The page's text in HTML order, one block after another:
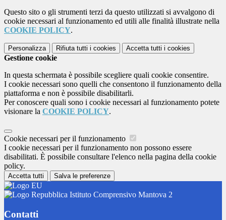
Questo sito o gli strumenti terzi da questo utilizzati si avvalgono di
cookie necessari al funzionamento ed utili alle finalità illustrate nella
COOKIE POLICY.
Personalizza Rifiuta tutti i cookies Accetta tutti i cookies
Gestione cookie
In questa schermata è possibile scegliere quali cookie consentire.
I cookie necessari sono quelli che consentono il funzionamento della
piattaforma e non è possibile disabilitarli.
Per conoscere quali sono i cookie necessari al funzionamento potete
visionare la COOKIE POLICY.
Cookie necessari per il funzionamento
I cookie necessari per il funzionamento non possono essere
disabilitati. È possibile consultare l'elenco nella pagina della cookie
policy.
Accetta tutti Salva le preferenze
Istituto Comprensivo Mantova 2
Contatti